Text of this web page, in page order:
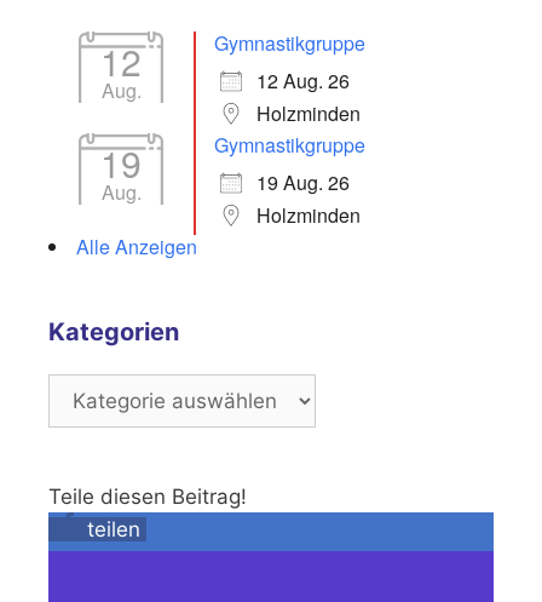
12
Aug.
Gymnastikgruppe
12 Aug. 26
Holzminden
19
Aug.
Gymnastikgruppe
19 Aug. 26
Holzminden
Alle Anzeigen
Kategorien
Kategorien
Teile diesen Beitrag!
teilen